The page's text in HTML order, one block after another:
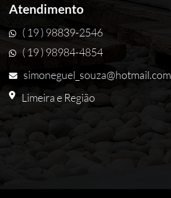
Atendimento
( 19 ) 98839-2546
( 19 ) 98984-4854
simoneguel_souza@hotmail.com
Limeira e Região